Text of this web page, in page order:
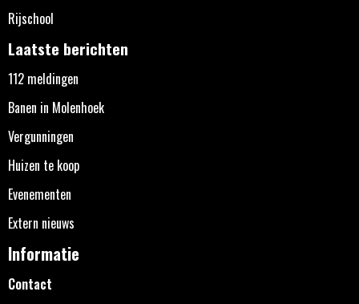
Rijschool
Laatste berichten
112 meldingen
Banen in Molenhoek
Vergunningen
Huizen te koop
Evenementen
Extern nieuws
Informatie
Contact